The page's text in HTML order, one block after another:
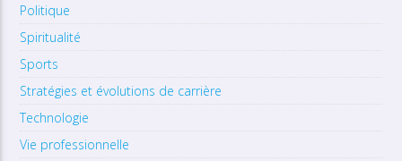
Politique
Spiritualité
Sports
Stratégies et évolutions de carrière
Technologie
Vie professionnelle